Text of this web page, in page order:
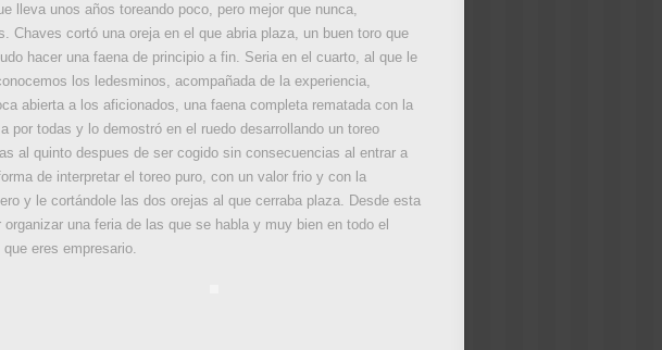
lleva unos años toreando poco, pero mejor que nunca,
cortó una oreja en el que abria plaza, un buen toro que
hacer una faena de principio a fin. Seria en el cuarto, al que le
los ledesminos, acompañada de la experiencia,
abierta a los aficionados, una faena completa rematada con la
todas y lo demostró en el ruedo desarrollando un toreo
al quinto despues de ser cogido sin consecuencias al entrar a
de interpretar el toreo puro, con un valor frio y con la
y le cortándole las dos orejas al que cerraba plaza. Desde esta
una feria de las que se habla y muy bien en todo el
eres empresario.